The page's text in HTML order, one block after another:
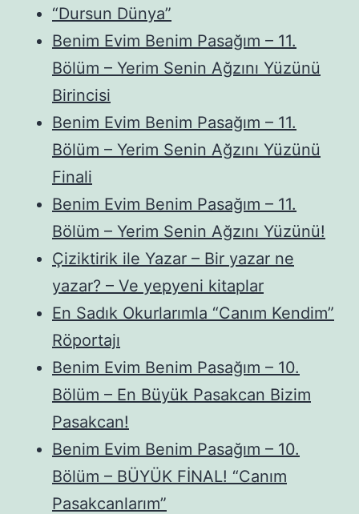
“Dursun Dünya”
Benim Evim Benim Pasağım – 11.
Bölüm – Yerim Senin Ağzını Yüzünü
Birincisi
Benim Evim Benim Pasağım – 11.
Bölüm – Yerim Senin Ağzını Yüzünü
Finali
Benim Evim Benim Pasağım – 11.
Bölüm – Yerim Senin Ağzını Yüzünü!
Çiziktirik ile Yazar – Bir yazar ne
yazar? – Ve yepyeni kitaplar
En Sadık Okurlarımla “Canım Kendim”
Röportajı
Benim Evim Benim Pasağım – 10.
Bölüm – En Büyük Pasakcan Bizim
Pasakcan!
Benim Evim Benim Pasağım – 10.
Bölüm – BÜYÜK FİNAL! “Canım
Pasakcanlarım”